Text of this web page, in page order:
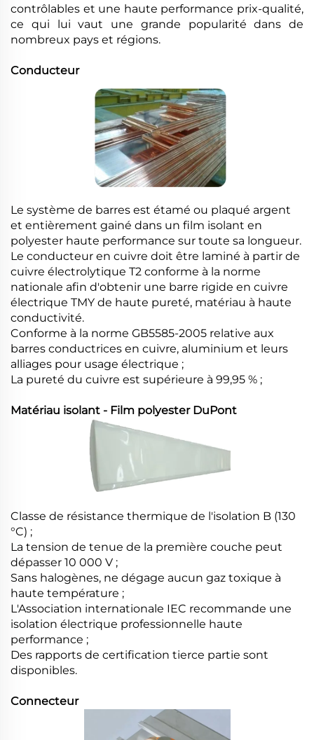
contrôlables et une haute performance prix-qualité,
ce qui lui vaut une grande popularité dans de
nombreux pays et régions.
Conducteur
Le système de barres est étamé ou plaqué argent
et entièrement gainé dans un film isolant en
polyester haute performance sur toute sa longueur.
Le conducteur en cuivre doit être laminé à partir de
cuivre électrolytique T2 conforme à la norme
nationale afin d'obtenir une barre rigide en cuivre
électrique TMY de haute pureté, matériau à haute
conductivité.
Conforme à la norme GB5585-2005 relative aux
barres conductrices en cuivre, aluminium et leurs
alliages pour usage électrique ;
La pureté du cuivre est supérieure à 99,95 % ;
Matériau isolant - Film polyester DuPont
Classe de résistance thermique de l'isolation B (130
°C) ;
La tension de tenue de la première couche peut
dépasser 10 000 V ;
Sans halogènes, ne dégage aucun gaz toxique à
haute température ;
L'Association internationale IEC recommande une
isolation électrique professionnelle haute
performance ;
Des rapports de certification tierce partie sont
disponibles.
Connecteur